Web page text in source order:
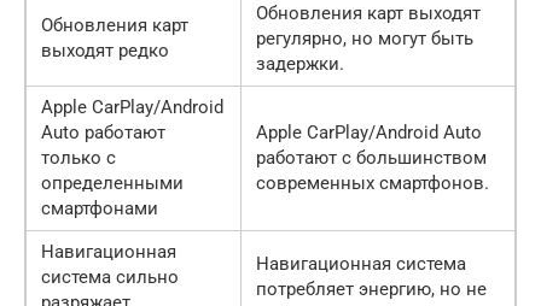
Обновления карт
выходят редко
Обновления карт выходят
регулярно, но могут быть
задержки.
Apple CarPlay/Android
Auto работают
только с
определенными
смартфонами
Apple CarPlay/Android Auto
работают с большинством
современных смартфонов.
Навигационная
система сильно
Навигационная система
потребляет энергию, но не